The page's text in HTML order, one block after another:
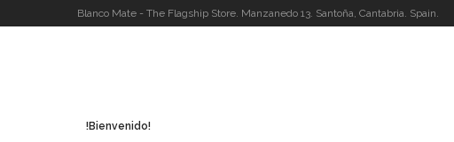
Blanco Mate - The Flagship Store. Manzanedo 13. Santoña, Cantabria. Spain.
!Bienvenido!